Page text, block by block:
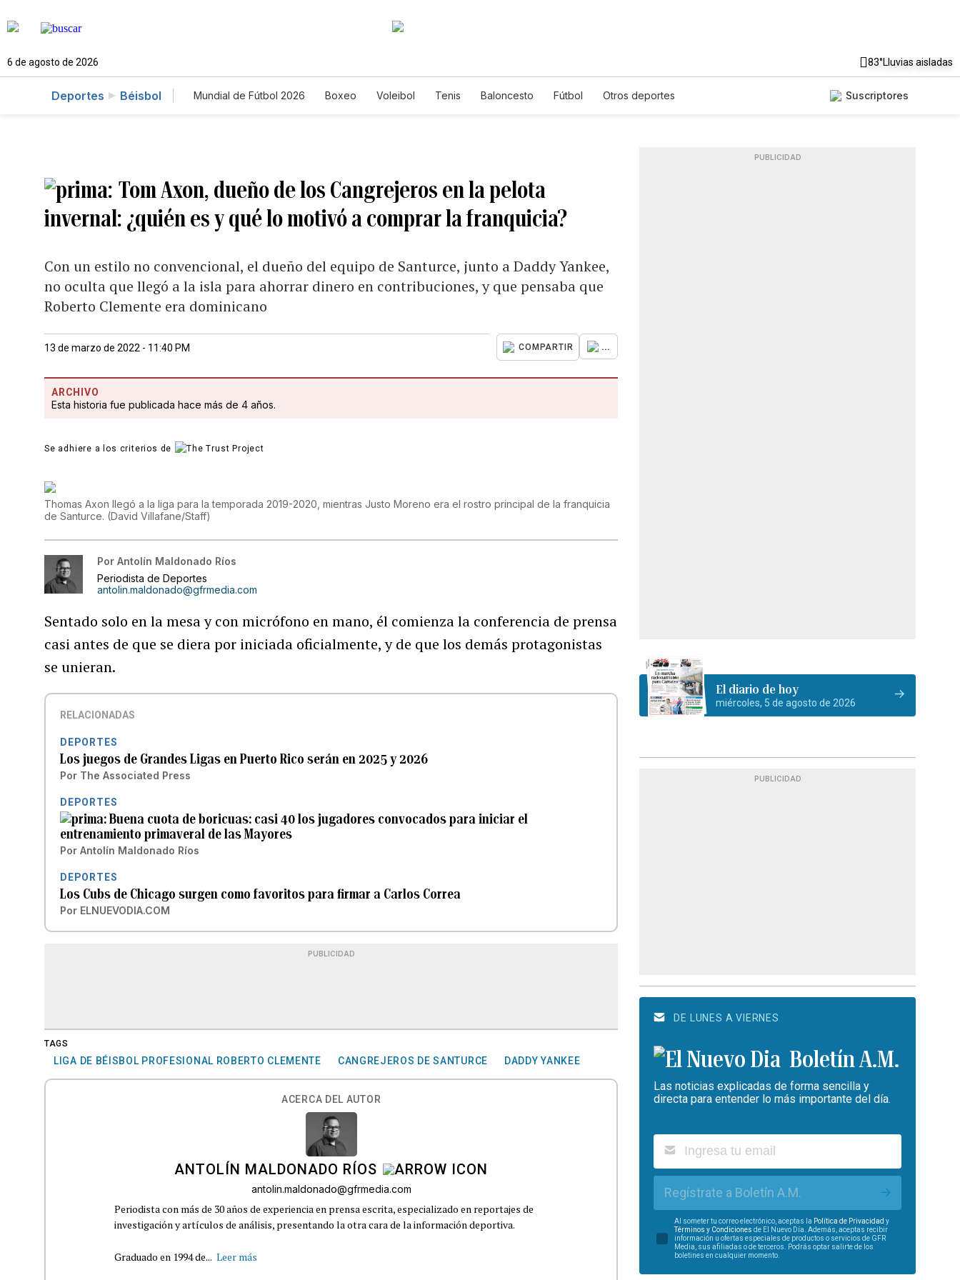
6 de agosto de 2026 83°Lluvias aisladas
Deportes Béisbol Mundial de Fútbol 2026 Boxeo Voleibol Tenis Baloncesto Fútbol Otros deportes Suscriptores
Tom Axon, dueño de los Cangrejeros en la pelota
invernal: ¿quién es y qué lo motivó a comprar la franquicia?
Con un estilo no convencional, el dueño del equipo de Santurce, junto a Daddy Yankee,
no oculta que llegó a la isla para ahorrar dinero en contribuciones, y que pensaba que
Roberto Clemente era dominicano
13 de marzo de 2022 - 11:40 PM COMPARTIR ...
ARCHIVO
Esta historia fue publicada hace más de 4 años.
Se adhiere a los criterios de
Thomas Axon llegó a la liga para la temporada 2019-2020, mientras Justo Moreno era el rostro principal de la franquicia
de Santurce. (David Villafane/Staff)
Por Antolín Maldonado Ríos
Periodista de Deportes
antolin.maldonado@gfrmedia.com
Sentado solo en la mesa y con micrófono en mano, él comienza la conferencia de prensa
casi antes de que se diera por iniciada oficialmente, y de que los demás protagonistas
se unieran.
RELACIONADAS
DEPORTES
Los juegos de Grandes Ligas en Puerto Rico serán en 2025 y 2026
Por The Associated Press
DEPORTES
Buena cuota de boricuas: casi 40 los jugadores convocados para iniciar el
entrenamiento primaveral de las Mayores
Por Antolín Maldonado Ríos
DEPORTES
Los Cubs de Chicago surgen como favoritos para firmar a Carlos Correa
Por ELNUEVODIA.COM
PUBLICIDAD
TAGS
LIGA DE BÉISBOL PROFESIONAL ROBERTO CLEMENTE CANGREJEROS DE SANTURCE DADDY YANKEE
ACERCA DEL AUTOR
ANTOLÍN MALDONADO RÍOS
antolin.maldonado@gfrmedia.com
Periodista con más de 30 años de experiencia en prensa escrita, especializado en reportajes de
investigación y artículos de análisis, presentando la otra cara de la información deportiva.
Graduado en 1994 de... Leer más
PUBLICIDAD
El diario de hoy
miércoles, 5 de agosto de 2026
PUBLICIDAD
DE LUNES A VIERNES
Boletín A.M.
Las noticias explicadas de forma sencilla y
directa para entender lo más importante del día.
Regístrate a Boletín A.M.
Al someter tu correo electrónico, aceptas la Política de Privacidad y
Términos y Condiciones de El Nuevo Día. Además, aceptas recibir
información u ofertas especiales de productos o servicios de GFR
Media, sus afiliadas o de terceros. Podrás optar salirte de los
boletines en cualquier momento.